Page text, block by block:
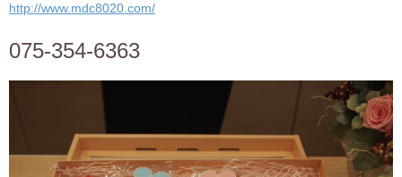
http://www.mdc8020.com/
075-354-6363